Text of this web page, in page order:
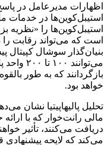
اظهارات مدیرعامل در
استیبل‌کوین‌ها در خدمات
استیبل‌کوین‌ها را
است که می‌تواند رقابت
بنیان‌گذار سوشال کپیتال
خواهد بود.
تحلیل پالیهاپیتیا نشان
مالی رانت‌خوار که با
دریافت می‌کنند، تأثیر